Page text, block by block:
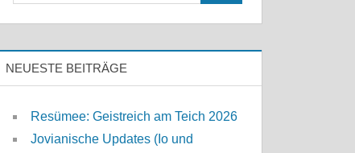
NEUESTE BEITRÄGE
Resümee: Geistreich am Teich 2026
Jovianische Updates (Io und